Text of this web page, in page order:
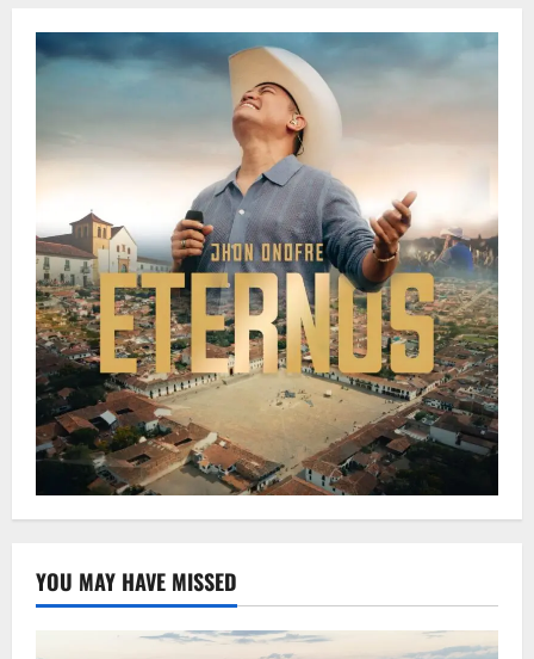
YOU MAY HAVE MISSED